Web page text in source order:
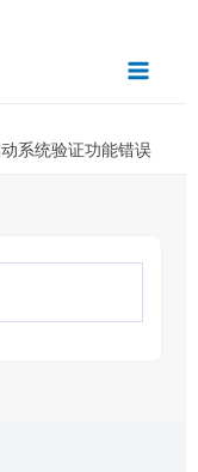
Menu
系统验证功能错误